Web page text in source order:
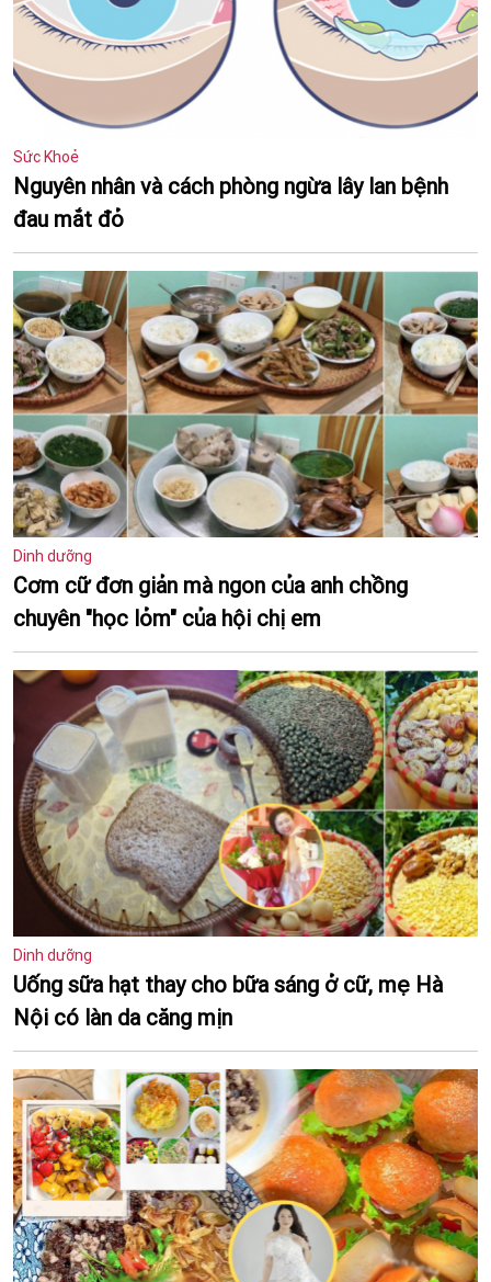
Sức Khoẻ
Nguyên nhân và cách phòng ngừa lây lan bệnh
đau mắt đỏ
Dinh dưỡng
Cơm cữ đơn giản mà ngon của anh chồng
chuyên "học lỏm" của hội chị em
Dinh dưỡng
Uống sữa hạt thay cho bữa sáng ở cữ, mẹ Hà
Nội có làn da căng mịn